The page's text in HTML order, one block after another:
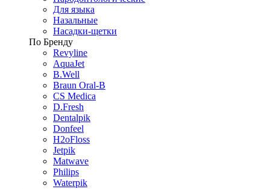
Для языка
Назальные
Насадки-щетки
По Бренду
Revyline
AquaJet
B.Well
Braun Oral-B
CS Medica
D.Fresh
Dentalpik
Donfeel
H2oFloss
Jetpik
Matwave
Philips
Waterpik